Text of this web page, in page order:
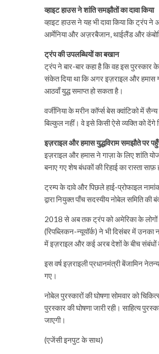
व्हाइट हाउस ने शांति समझौतों का दावा किया
व्हाइट हाउस ने यह भी दावा किया कि ट्रंप
आर्मेनिया और अज़रबैजान, थाईलैंड और
ट्रंप की उपलब्धियों का बखान
ट्रंप ने बार-बार कहा है कि वह इस पुरस्कार
संकेत दिया था कि अगर इज़राइल और हमास
आठवाँ युद्ध समाप्त हो सकता है।
वर्जीनिया के मरीन कॉर्प्स बेस क्वांटिको में
बिल्कुल नहीं। वे इसे किसी ऐसे व्यक्ति को
इज़राइल और हमास युद्धविराम समझौते पर
इज़राइल और हमास ने गाज़ा के लिए शांति
बनाए गए शेष बंधकों की रिहाई का रास्ता साफ़
ट्रम्प के दावे और पिछले हाई-प्रोफाइल
द्वारा नियुक्त पाँच सदस्यीय नोबेल समिति
2018 से अब तक ट्रंप को अमेरिका के लोगों
(रिपब्लिकन-न्यूयॉर्क) ने भी दिसंबर में
में इज़राइल और कई अरब देशों के बीच संबंधों
इस वर्ष इज़राइली प्रधानमंत्री बेंजामिन
गए।
नोबेल पुरस्कारों की घोषणा सोमवार को
पुरस्कार की घोषणा जारी रही। साहित्य
जाएगी।
(एजेंसी इनपुट के साथ)